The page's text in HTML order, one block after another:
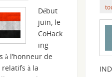
Début
juin, le
CoHack
ing
à l’honneur de
à la